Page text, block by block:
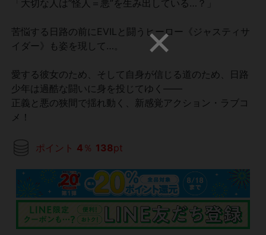
「大切な人は”怪人＝悪”を生み出している…？」
苦悩する日路の前にEVILと闘うヒーロー《ジャスティサ
イダー》も姿を現して…。
愛する彼女のため、そして自身が信じる道のため、日路
少年は過酷な闘いに身を投じてゆく――
正義と悪の狭間で揺れ動く、新感覚アクション・ラブコ
メ！
ポイント 4 ％ 138pt